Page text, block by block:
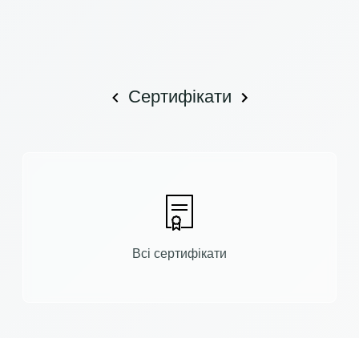
Сертифікати
Всі сертифікати